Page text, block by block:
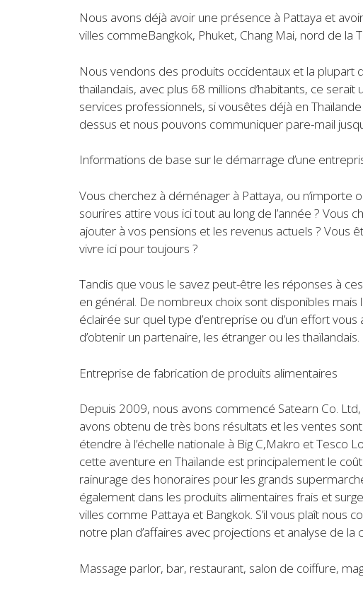
Nous avons déjà avoir une présence à Pattaya et
villes commeBangkok, Phuket, Chang Mai, nord de la
Nous vendons des produits occidentaux et la plupart
thaïlandais, avec plus 68 millions d’habitants, ce
services professionnels, si vousêtes déjà en
dessus et nous pouvons communiquer pare-mail
Informations de base sur le démarrage d’une
Vous cherchez à déménager à Pattaya, ou n’importe
sourires attire vous ici tout au long de l’année ?
ajouter à vos pensions et les revenus actuels ? Vous
vivre ici pour toujours ?
Tandis que vous le savez peut-être les réponses à
en général. De nombreux choix sont disponibles
éclairée sur quel type d’entreprise ou d’un effort
d’obtenir un partenaire, les étranger ou les thaïlandais.
Entreprise de fabrication de produits alimentaires
Depuis 2009, nous avons commencé Satearn Co.
avons obtenu de très bons résultats et les ventes
étendre à l’échelle nationale à Big C,Makro et Tesco
cette aventure en Thaïlande est principalement le
rainurage des honoraires pour les grands
également dans les produits alimentaires frais et
villes comme Pattaya et Bangkok. S’il vous plaît
notre plan d’affaires avec projections et analyse de la
Massage parlor, bar, restaurant, salon de coiffure,